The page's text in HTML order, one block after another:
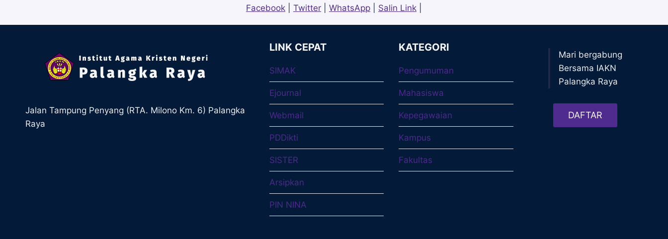
Facebook
Twitter WhatsApp Salin Link
Jalan Tampung Penyang (RTA. Milono Km. 6) Palangka
Raya
LINK CEPAT
SIMAK
Ejournal
Webmail
PDDikti
SISTER
Arsipkan
PIN NINA
KATEGORI
Pengumuman
Mahasiswa
Kepegawaian
Kampus
Fakultas
Mari bergabung
Bersama IAKN
Palangka Raya
DAFTAR